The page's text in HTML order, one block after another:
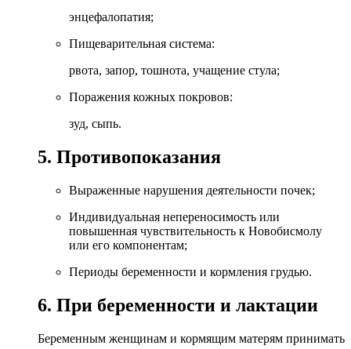
энцефалопатия;
Пищеварительная система:
рвота, запор, тошнота, учащение стула;
Поражения кожных покровов:
зуд, сыпь.
5. Противопоказания
Выраженные нарушения деятельности почек;
Индивидуальная непереносимость или
повышенная чувствительность к Новобисмолу
или его компонентам;
Периоды беременности и кормления грудью.
6. При беременности и лактации
Беременным женщинам и кормящим матерям принимать